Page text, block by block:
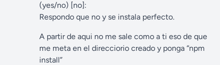
(yes/no) [no]:
Respondo que no y se instala perfecto.
A partir de aqui no me sale como a ti eso de que
me meta en el direcciorio creado y ponga “npm
install”